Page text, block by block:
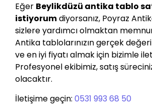
Eğer Beylikdüzü antika tablo
istiyorumdiyorsanız, Poyraz
sizlere yardımcı olmaktan
Antika tablolarınızın gerçek
ve en iyi fiyatı almak için bizimle
Profesyonel ekibimiz, satış
olacaktır.
İletişime geçin: 0531 993 68 50